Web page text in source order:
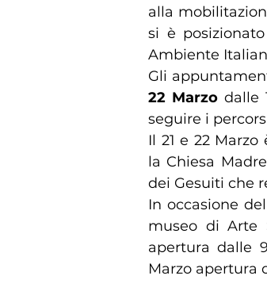
alla
si è
Ambiente
Gli
22 Marzo dalle
seguire i
Il 21 e 22
la Chiesa
dei Gesuiti che
In occasione
museo di Arte
apertura dalle
Marzo apertura